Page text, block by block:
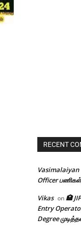
RECENT
Vasimalaiyan
Officer
Vikas on🏥
Entry
Degree